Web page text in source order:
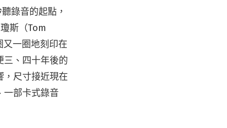
錄音的起點，
斯（Tom
一圈地刻印在
三、四十年後的
，尺寸接近現在
一部卡式錄音